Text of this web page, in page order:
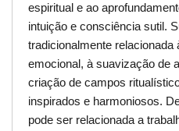
espiritual e ao
intuição e consciência sutil.
tradicionalmente relacionada
emocional, à suavização de
criação de campos
inspirados e harmoniosos.
pode ser relacionada a